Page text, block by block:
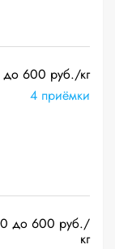
до 600 руб./кг
4 приёмки
до 600 руб./
кг